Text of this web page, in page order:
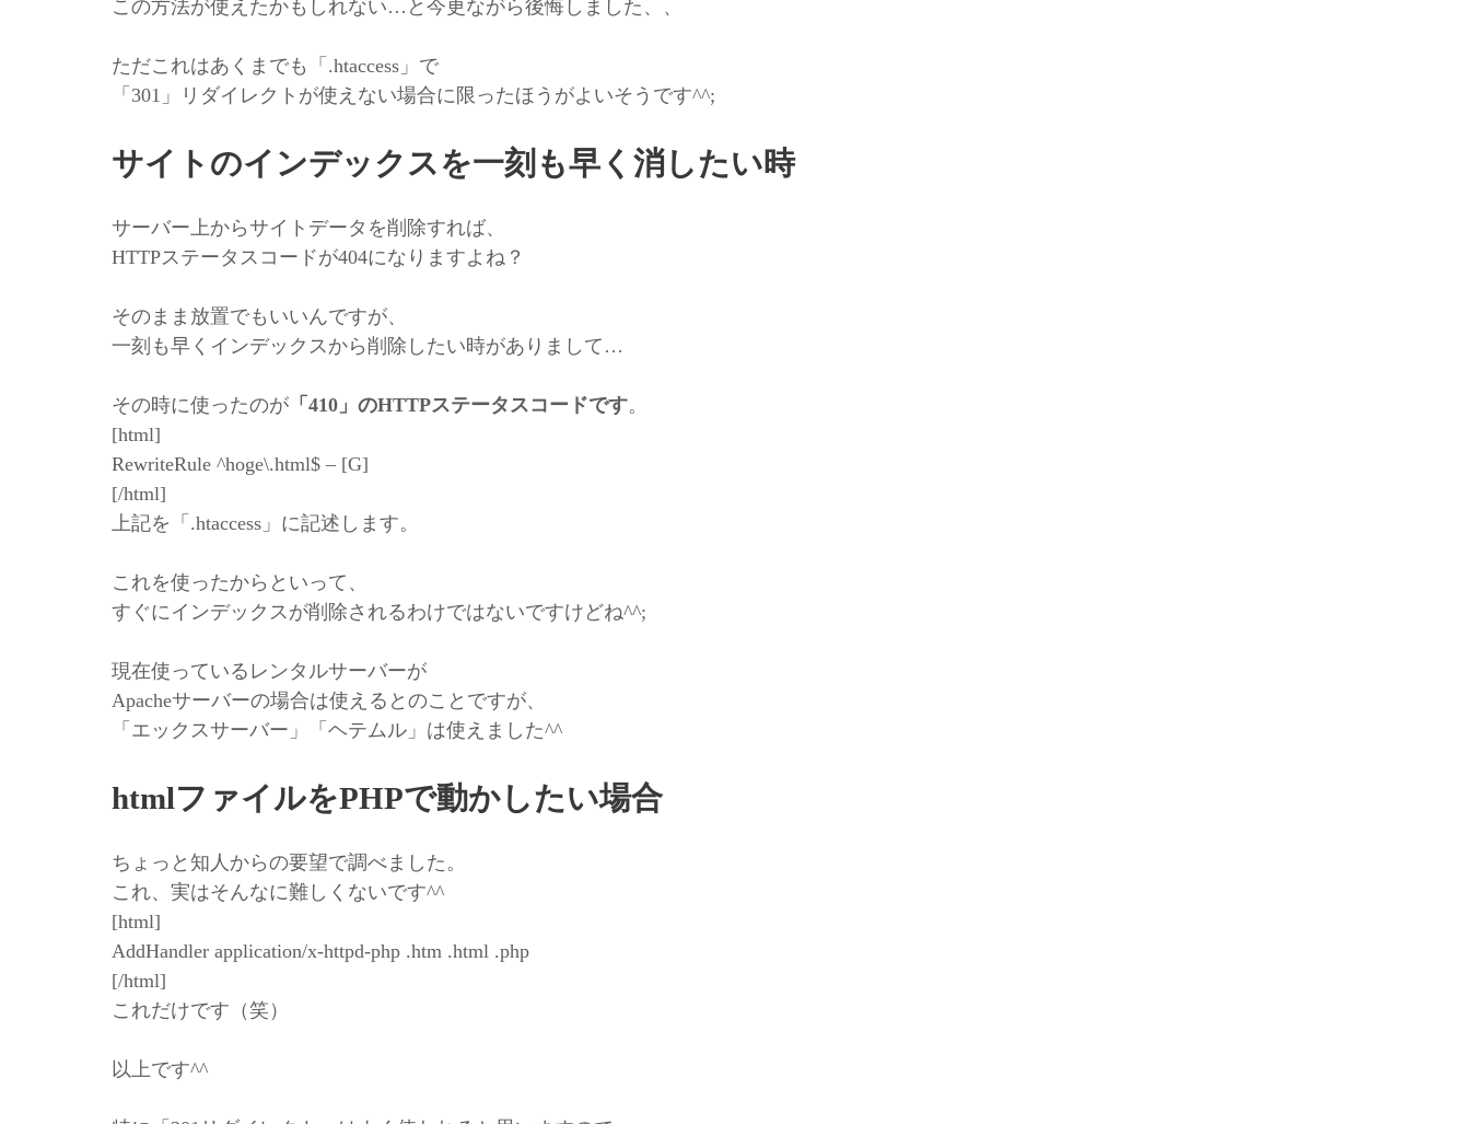
この方法が使えたかもしれない…と今更ながら後悔しました、、
ただこれはあくまでも「.htaccess」で
「301」リダイレクトが使えない場合に限ったほうがよいそうです^^;
サイトのインデックスを一刻も早く消したい時
サーバー上からサイトデータを削除すれば、
HTTPステータスコードが404になりますよね？
そのまま放置でもいいんですが、
一刻も早くインデックスから削除したい時がありまして…
その時に使ったのが 「410」のHTTPステータスコードです。
[html]
RewriteRule ^hoge\.html$ – [G]
[/html]
上記を「.htaccess」に記述します。
これを使ったからといって、
すぐにインデックスが削除されるわけではないですけどね^^;
現在使っているレンタルサーバーが
Apacheサーバーの場合は使えるとのことですが、
「エックスサーバー」「ヘテムル」は使えました^^
htmlファイルをPHPで動かしたい場合
ちょっと知人からの要望で調べました。
これ、実はそんなに難しくないです^^
[html]
AddHandler application/x-httpd-php .htm .html .php
[/html]
これだけです（笑）
以上です^^